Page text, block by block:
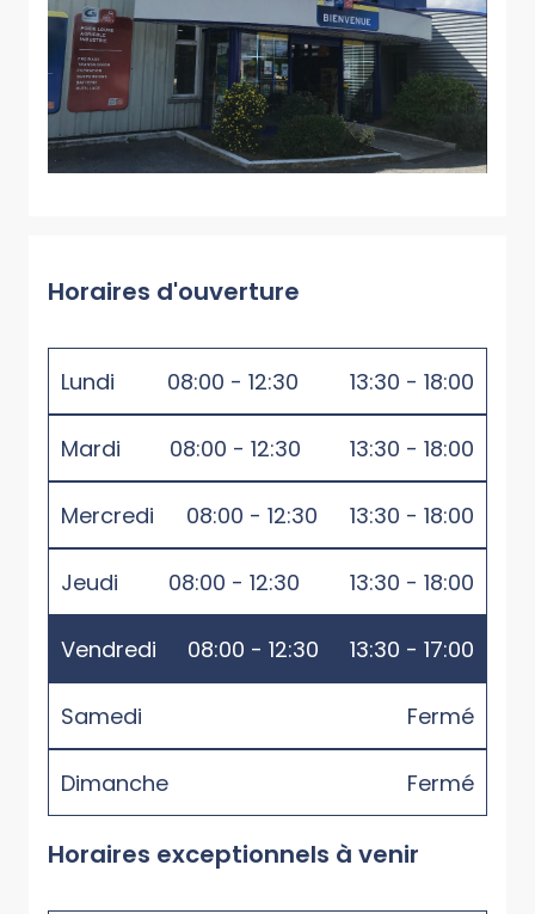
Horaires d'ouverture
Lundi 08:00 - 12:30 13:30 - 18:00
Mardi 08:00 - 12:30 13:30 - 18:00
Mercredi 08:00 - 12:30 13:30 - 18:00
Jeudi 08:00 - 12:30 13:30 - 18:00
Vendredi 08:00 - 12:30 13:30 - 17:00
Samedi Fermé
Dimanche Fermé
Horaires exceptionnels à venir